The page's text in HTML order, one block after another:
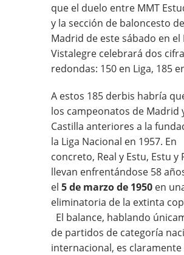
que el duelo entre MMT
y la sección de baloncesto
Madrid de este sábado en el
Vistalegre celebrará dos
redondas: 150 en Liga, 185
A estos 185 derbis habría
los campeonatos de Madrid
Castilla anteriores a la
la Liga Nacional en 1957. En
concreto, Real y Estu, Estu y
llevan enfrentándose 58
el 5 de marzo de 1950 en
eliminatoria de la extinta
El balance, hablando
de partidos de categoría
internacional, es claramente